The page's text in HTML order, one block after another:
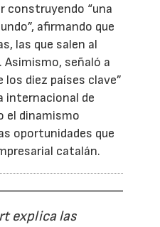
construyendo “una
afirmando que
las que salen al
señaló a
diez países clave”
internacional de
el dinamismo
oportunidades que
catalán.
explica las